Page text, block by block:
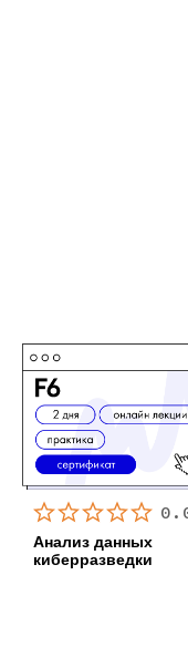
Анализ данных
киберразведки